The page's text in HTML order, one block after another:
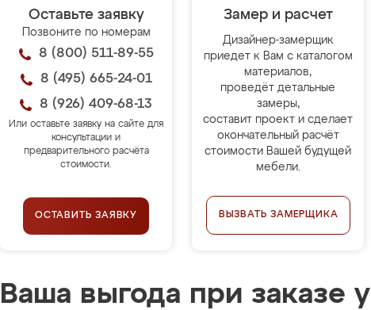
Оставьте заявку
Позвоните по номерам
8 (800) 511-89-55
8 (495) 665-24-01
8 (926) 409-68-13
Или оставьте заявку на сайте для
консультации и
предварительного расчёта
стоимости.
ОСТАВИТЬ ЗАЯВКУ
Замер и расчет
Дизайнер-замерщик
приедет к Вам с каталогом
материалов,
проведёт детальные
замеры,
составит проект и сделает
окончательный расчёт
стоимости Вашей будущей
мебели.
ВЫЗВАТЬ ЗАМЕРЩИКА
Ваша выгода при заказе